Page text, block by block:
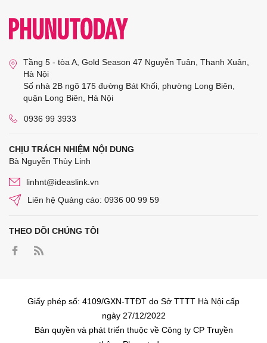
Tầng 5 - tòa A, Gold Season 47 Nguyễn Tuân, Thanh Xuân,
Hà Nội
Số nhà 2B ngõ 175 đường Bát Khối, phường Long Biên,
quận Long Biên, Hà Nội
0936 99 3933
CHỊU TRÁCH NHIỆM NỘI DUNG
Bà Nguyễn Thùy Linh
linhnt@ideaslink.vn
Liên hệ Quảng cáo: 0936 00 99 59
THEO DÕI CHÚNG TÔI
Giấy phép số: 4109/GXN-TTĐT do Sở TTTT Hà Nội cấp
ngày 27/12/2022
Bản quyền và phát triển thuộc về Công ty CP Truyền